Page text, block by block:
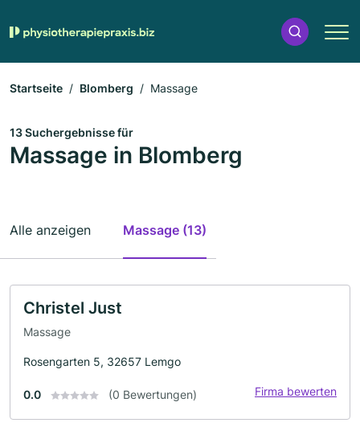
Startseite Blomberg Massage
13 Suchergebnisse für
Massage in Blomberg
Alle anzeigen Massage (13)
Christel Just
Massage
Rosengarten 5, 32657 Lemgo
0.0 (0 Bewertungen) Firma bewerten